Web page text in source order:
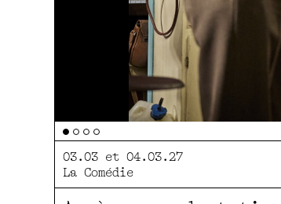
03.03 et 04.03.27
La Comédie